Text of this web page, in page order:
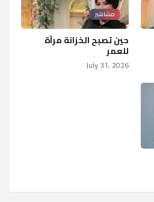
مشاهير
حين تصبح الخزانة مرآة
للعمر
July 31, 2026